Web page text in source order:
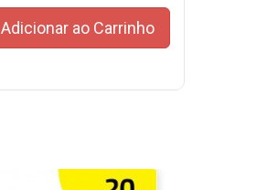
Adicionar ao Carrinho